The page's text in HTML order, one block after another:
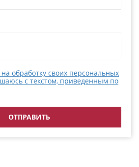
обработку своих персональных
с текстом, приведенным по